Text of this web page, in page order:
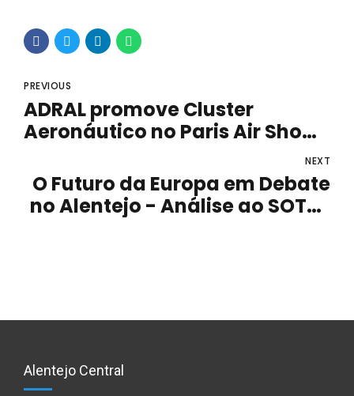
PREVIOUS
ADRAL promove Cluster
Aeronáutico no Paris Air Show
NEXT
O Futuro da Europa em Debate
no Alentejo - Análise ao SOTEU
Alentejo Central